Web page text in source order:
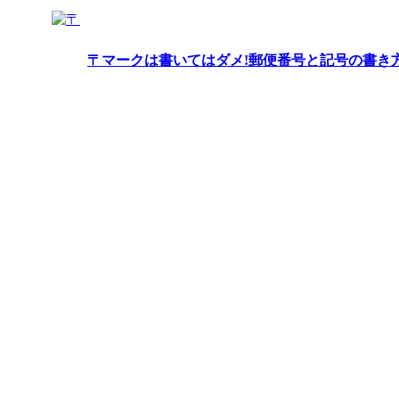
〒マークは書いてはダメ!郵便番号と記号の書き